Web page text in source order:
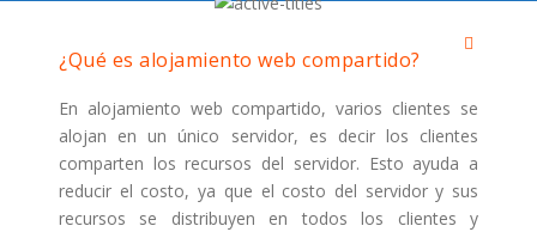
¿Qué es alojamiento web compartido?
En alojamiento web compartido, varios clientes se
alojan en un único servidor, es decir los clientes
comparten los recursos del servidor. Esto ayuda a
reducir el costo, ya que el costo del servidor y sus
recursos se distribuyen en todos los clientes y